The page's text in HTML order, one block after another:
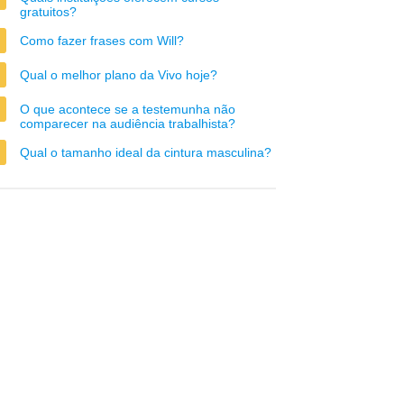
gratuitos?
Como fazer frases com Will?
Qual o melhor plano da Vivo hoje?
O que acontece se a testemunha não
comparecer na audiência trabalhista?
Qual o tamanho ideal da cintura masculina?